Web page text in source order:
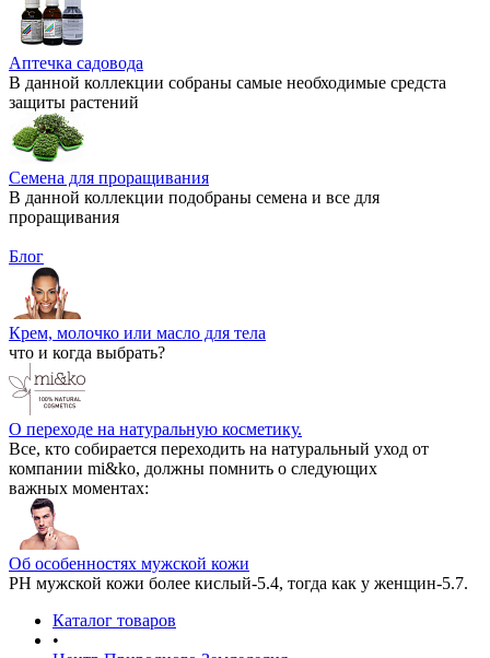
Аптечка садовода
В данной коллекции собраны самые необходимые средста
защиты растений
Семена для проращивания
В данной коллекции подобраны семена и все для
проращивания
Блог
Крем, молочко или масло для тела
что и когда выбрать?
О переходе на натуральную косметику.
Все, кто собирается переходить на натуральный уход от
компании mi&ko, должны помнить о следующих
важных моментах:
Об особенностях мужской кожи
РН мужской кожи более кислый-5.4, тогда как у женщин-5.7.
Каталог товаров
•